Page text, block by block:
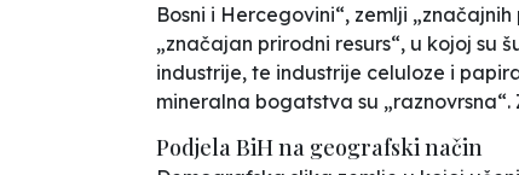
Bosni i Hercegovini“, zemlji
„značajan prirodni resurs“, u kojoj su
industrije, te industrije celuloze i
mineralna bogatstva su
Podjela BiH na geografski način